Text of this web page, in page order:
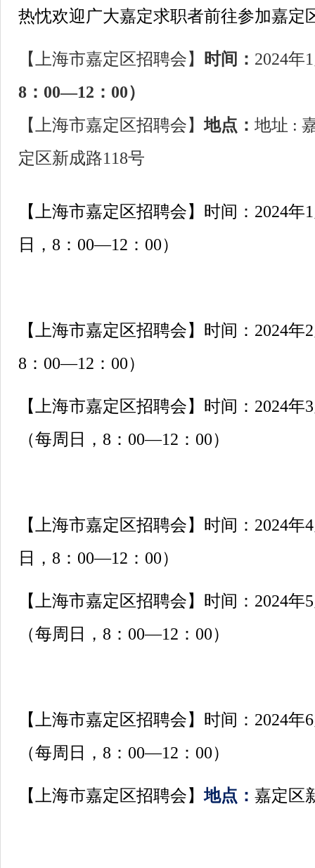
热忱欢迎广大嘉定求职者前往参加嘉定
【上海市嘉定区招聘会】 时间： 2024年
8：00—12：00）
【上海市嘉定区招聘会】地点： 地址 :
定区新成路118号
【上海市嘉定区招聘会】时间：2024年
日，8：00—12：00）
【上海市嘉定区招聘会】时间：2024年
8：00—12：00）
【上海市嘉定区招聘会】时间：2024年
（每周日，8：00—12：00）
【上海市嘉定区招聘会】时间：2024年
日，8：00—12：00）
【上海市嘉定区招聘会】时间：2024年
（每周日，8：00—12：00）
【上海市嘉定区招聘会】时间：2024年
（每周日，8：00—12：00）
【上海市嘉定区招聘会】地点： 嘉定区